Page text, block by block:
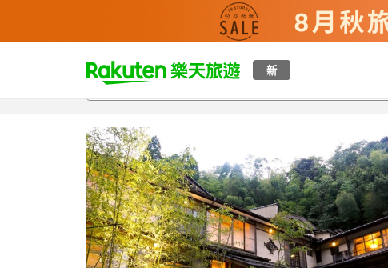
新
t
p
a
g
e
_
s
e
a
r
c
總覽客房與方案評語特點設施